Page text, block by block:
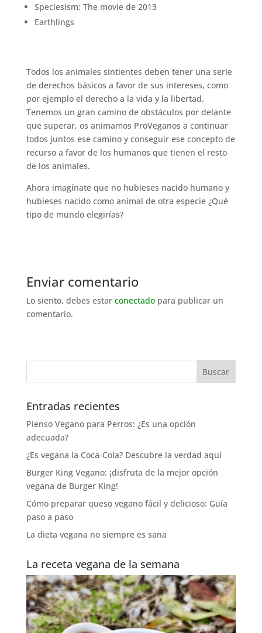
Speciesism: The movie de 2013
Earthlings
Todos los animales sintientes deben tener una serie
de derechos básicos a favor de sus intereses, como
por ejemplo el derecho a la vida y la libertad.
Tenemos un gran camino de obstáculos por delante
que superar, os animamos ProVeganos a continuar
todos juntos ese camino y conseguir ese concepto de
recurso a favor de los humanos que tienen el resto
de los animales.
Ahora imagínate que no hubieses nacido humano y
hubieses nacido como animal de otra especie ¿Qué
tipo de mundo elegirías?
Enviar comentario
Lo siento, debes estar conectadopara publicar un
comentario.
Entradas recientes
Pienso Vegano para Perros: ¿Es una opción
adecuada?
¿Es vegana la Coca-Cola? Descubre la verdad aquí
Burger King Vegano: ¡disfruta de la mejor opción
vegana de Burger King!
Cómo preparar queso vegano fácil y delicioso: Guía
paso a paso
La dieta vegana no siempre es sana
La receta vegana de la semana